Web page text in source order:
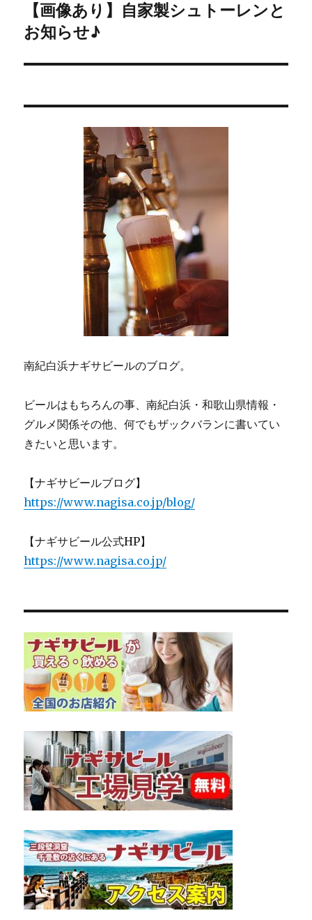
ー
シ
ン
の
稿:
【画像あり】自家製シュトーレンと
お知らせ♪
南紀白浜ナギサビールのブログ。
ビールはもちろんの事、南紀白浜・和歌山県情報・
グルメ関係その他、何でもザックバランに書いてい
きたいと思います。
【ナギサビールブログ】
https://www.nagisa.co.jp/blog/
【ナギサビール公式HP】
https://www.nagisa.co.jp/